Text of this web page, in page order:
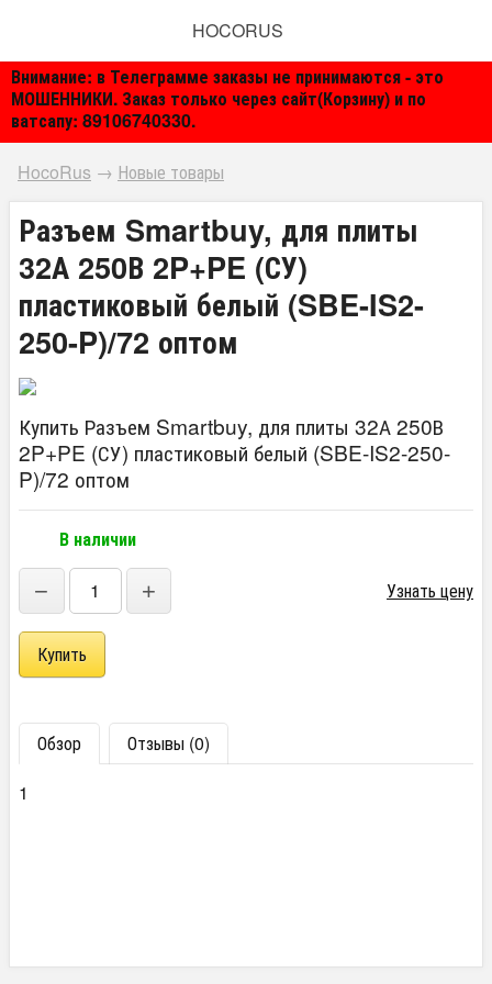
Внимание: в Телеграмме заказы не принимаются - это
МОШЕННИКИ. Заказ только через сайт(Корзину) и по
ватсапу: 89106740330.
HOCORUS
HocoRus → Новые товары
Разъем Smartbuy, для плиты
32А 250В 2P+PE (СУ)
пластиковый белый (SBE-IS2-
250-P)/72 оптом
Купить Разъем Smartbuy, для плиты 32А 250В
2P+PE (СУ) пластиковый белый (SBE-IS2-250-
P)/72 оптом
В наличии
− + Узнать цену
Обзор
Отзывы (0)
1